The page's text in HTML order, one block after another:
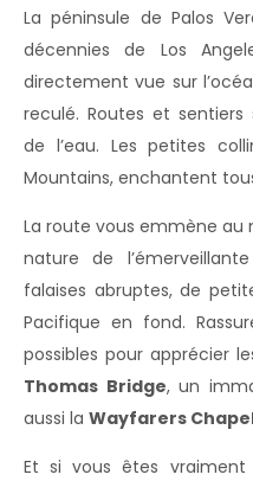
La péninsule de Palos
décennies de Los
directement vue sur
reculé. Routes et
de l’eau. Les petites
Mountains, enchantent
La route vous emmène au
nature de
falaises abruptes, de
Pacifique en fond.
possibles pour apprécier
Thomas Bridge, un
aussi la Wayfarers
Et si vous êtes vraiment